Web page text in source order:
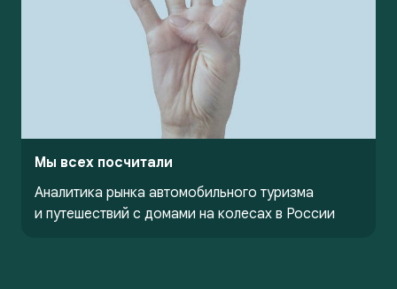
Мы всех посчитали
Аналитика рынка автомобильного туризма
и путешествий с домами на колесах в России